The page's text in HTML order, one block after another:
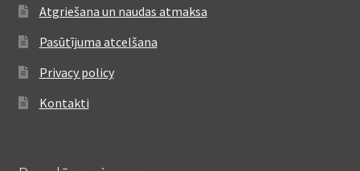
Atgriešana un naudas atmaksa
Pasūtījuma atcelšana
Privacy policy
Kontakti